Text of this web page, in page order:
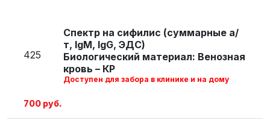
425
Спектр на сифилис (суммарные а/
т, IgM, IgG, ЭДС)
Биологический материал: Венозная
кровь – КР
Доступен для забора в клинике и на дому
700 руб.